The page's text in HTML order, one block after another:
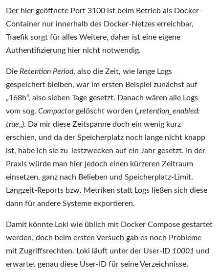
Der hier geöffnete Port 3100 ist beim Betrieb als Docker-
Container nur innerhalb des Docker-Netzes erreichbar,
Traefik sorgt für alles Weitere, daher ist eine eigene
Authentifizierung hier nicht notwendig.
Die Retention Period, also die Zeit, wie lange Logs
gespeichert bleiben, war im ersten Beispiel zunächst auf
„168h“, also sieben Tage gesetzt. Danach wären alle Logs
vom sog. Compactorgelöscht worden („retention_enabled:
true„). Da mir diese Zeitspanne doch ein wenig kurz
erschien, und da der Speicherplatz noch lange nicht knapp
ist, habe ich sie zu Testzwecken auf ein Jahr gesetzt. In der
Praxis würde man hier jedoch einen kürzeren Zeitraum
einsetzen, ganz nach Belieben und Speicherplatz-Limit.
Langzeit-Reports bzw. Metriken statt Logs ließen sich diese
dann für andere Systeme exportieren.
Damit könnte Loki wie üblich mit Docker Compose gestartet
werden, doch beim ersten Versuch gab es noch Probleme
mit Zugriffsrechten. Loki läuft unter der User-ID 10001 und
erwartet genau diese User-ID für seine Verzeichnisse.